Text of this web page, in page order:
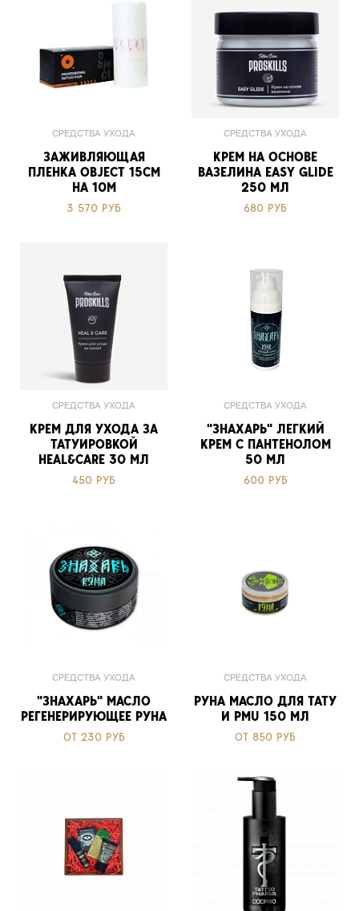
СРЕДСТВА УХОДА
ЗАЖИВЛЯЮЩАЯ
ПЛЕНКА OBJECT 15СМ
НА 10М
3 570 РУБ
СРЕДСТВА УХОДА
КРЕМ НА ОСНОВЕ
ВАЗЕЛИНА EASY GLIDE
250 МЛ
680 РУБ
СРЕДСТВА УХОДА
КРЕМ ДЛЯ УХОДА ЗА
ТАТУИРОВКОЙ
HEAL&CARE 30 МЛ
450 РУБ
СРЕДСТВА УХОДА
"ЗНАХАРЬ" ЛЕГКИЙ
КРЕМ С ПАНТЕНОЛОМ
50 МЛ
600 РУБ
СРЕДСТВА УХОДА
"ЗНАХАРЬ" МАСЛО
РЕГЕНЕРИРУЮЩЕЕ РУНА
ОТ 230 РУБ
СРЕДСТВА УХОДА
РУНА МАСЛО ДЛЯ ТАТУ
И PMU 150 МЛ
ОТ 850 РУБ